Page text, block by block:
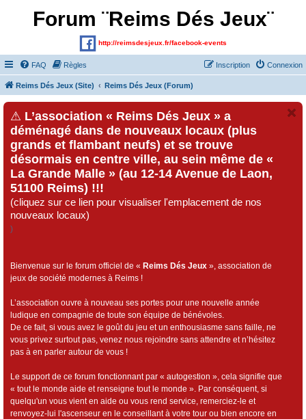
Forum ¨Reims Dés Jeux¨
http://reimsdesjeux.fr/facebook-events
FAQ Règles Connexion
Inscription
Reims Dés Jeux (Site) Reims Dés Jeux (Forum)
⚠ L’association « Reims Dés Jeux » a
déménagé dans de nouveaux locaux (plus
grands et flambant neufs) et se trouve
désormais en centre ville, au sein même de «
La Grande Malle » (au 12-14 Avenue de Laon,
51100 Reims) !!!
(cliquez sur ce lien pour visualiser l'emplacement de nos
nouveaux locaux)
)
Bienvenue sur le forum officiel de « Reims Dés Jeux », association de
jeux de société modernes à Reims !
L’association ouvre à nouveau ses portes pour une nouvelle année
ludique en compagnie de toute son équipe de bénévoles.
De ce fait, si vous avez le goût du jeu et un enthousiasme sans faille, ne
vous privez surtout pas, venez nous rejoindre sans attendre et n’hésitez
pas à en parler autour de vous !
Le support de ce forum fonctionnant par « autogestion », cela signifie que
« tout le monde aide et renseigne tout le monde ». Par conséquent, si
quelqu'un vous vient en aide ou vous rend service, remerciez-le et
renvoyez-lui l'ascenseur en le conseillant à votre tour ou bien encore en